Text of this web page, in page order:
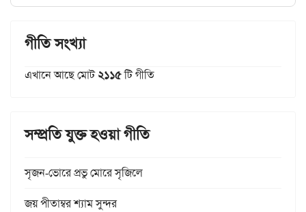
গীতি সংখ্যা
এখানে আছে মোট২১১৫টি গীতি
সম্প্রতি যুক্ত হওয়া গীতি
সৃজন-ভোরে প্রভু মোরে সৃজিলে
জয় পীতাম্বর শ্যাম সুন্দর